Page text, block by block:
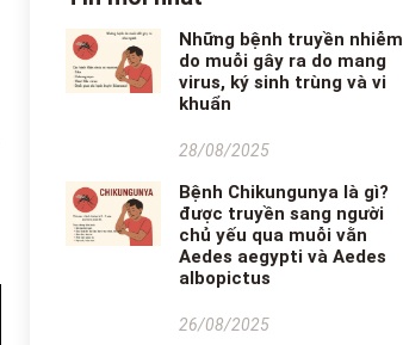
Những bệnh truyền nhiễm
do muỗi gây ra do mang
virus, ký sinh trùng và vi
khuẩn
28/08/2025
Bệnh Chikungunya là gì?
được truyền sang người
chủ yếu qua muỗi vằn
Aedes aegypti và Aedes
albopictus
26/08/2025